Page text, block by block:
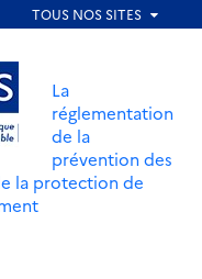
La
réglementation
de la
prévention des
la protection de